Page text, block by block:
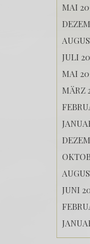
MAI
JULI
MAI
MÄRZ
JUNI